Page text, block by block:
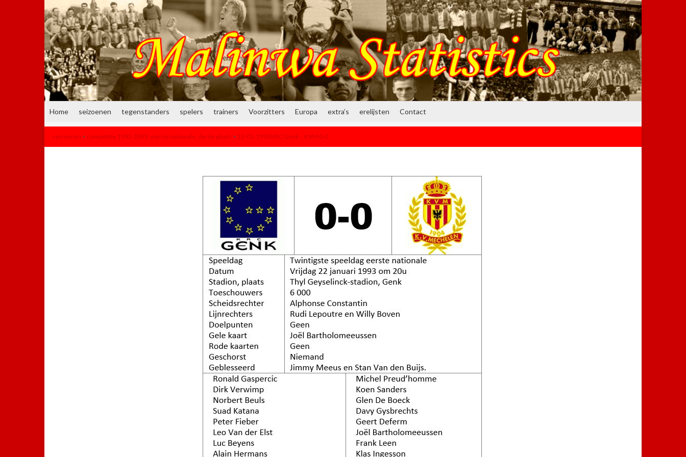
Home seizoenen tegenstanders spelers trainers Voorzitters Europa extra’s erelijsten Contact
seizoenen > competitie 1992-1993: eerste nationale, derde plaats > 22-01-1993 KRC Genk – KVM 0-0